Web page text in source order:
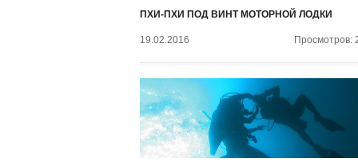
ПХИ-ПХИ ПОД ВИНТ МОТОРНОЙ ЛОДКИ
19.02.2016 Просмотров: